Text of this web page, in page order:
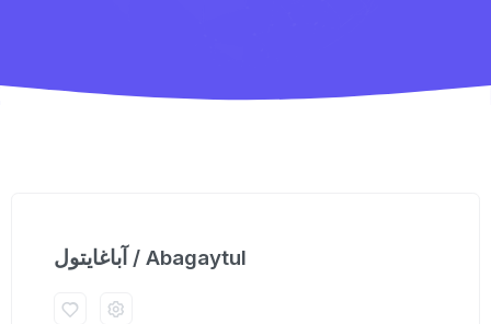
آباغایتول / Abagaytul